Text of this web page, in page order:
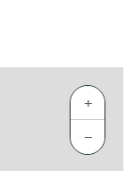
+
−